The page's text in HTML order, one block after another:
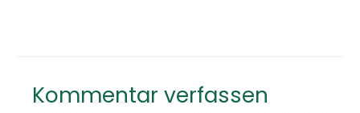
Kommentar verfassen